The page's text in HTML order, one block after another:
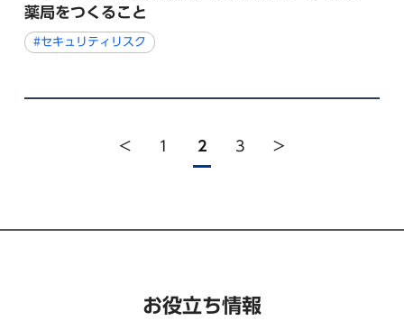
薬局をつくること
#セキュリティリスク
< 1 2 3 >
お役立ち情報